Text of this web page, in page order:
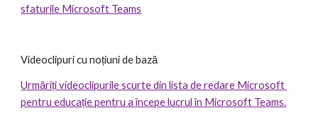
sfaturile Microsoft Teams
Videoclipuri cu noțiuni de bază
Urmăriți videoclipurile scurte din lista de redare Microsoft
pentru educație pentru a începe lucrul în Microsoft Teams.